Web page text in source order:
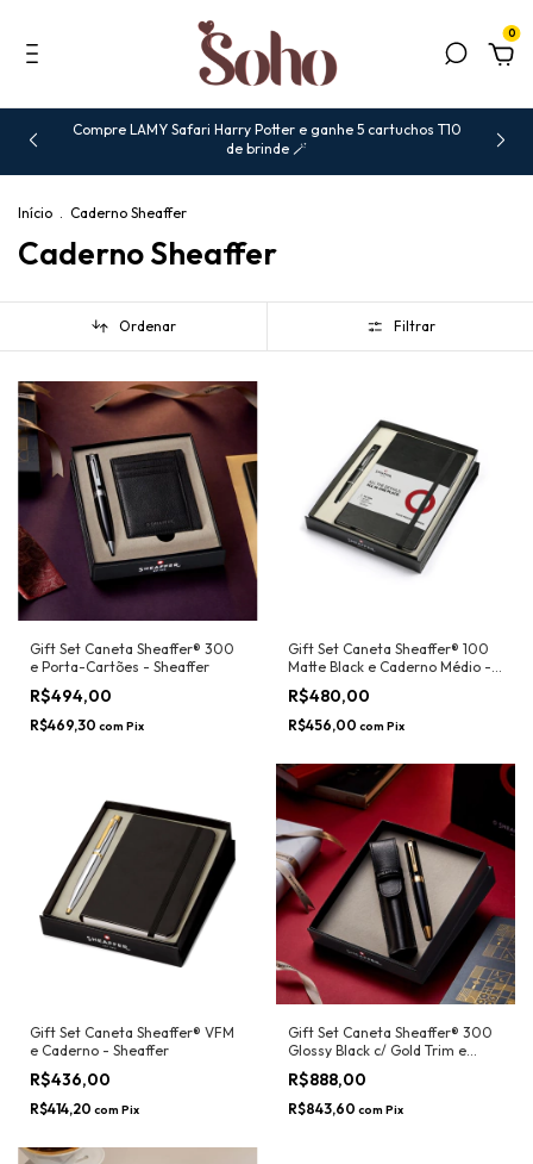
0
Compre LAMY Safari Harry Potter e ganhe 5 cartuchos T10
de brinde 🪄
Início . Caderno Sheaffer
Caderno Sheaffer
Ordenar Filtrar
Gift Set Caneta Sheaffer® 300
e Porta-Cartões - Sheaffer
R$494,00
R$469,30 com Pix
Gift Set Caneta Sheaffer® 100
Matte Black e Caderno Médio -
Sheaffer
R$480,00
R$456,00 com Pix
Gift Set Caneta Sheaffer® VFM
e Caderno - Sheaffer
R$436,00
R$414,20 com Pix
Gift Set Caneta Sheaffer® 300
Glossy Black c/ Gold Trim e
Porta Caneta- Sheaffer
R$888,00
R$843,60 com Pix